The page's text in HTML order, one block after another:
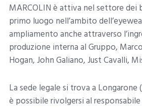
MARCOLIN è attiva nel settore
primo luogo nell’ambito
ampliamento anche attraverso
produzione interna al Gruppo,
Hogan, John Galiano, Just Cavalli,
La sede legale si trova a
è possibile rivolgersi al